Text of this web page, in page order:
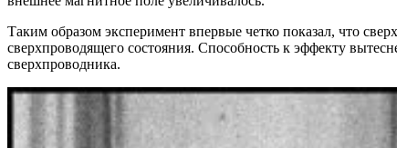
Таким образом эксперимент впервые четко показал, что
сверхпроводящего состояния. Способность к эффекту
сверхпроводника.